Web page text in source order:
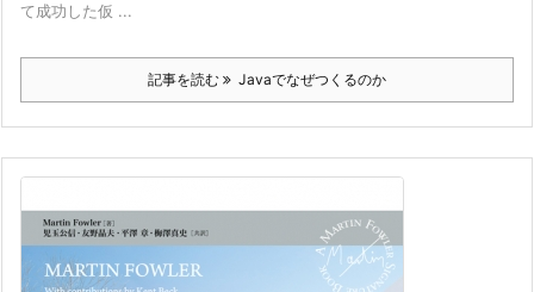
て成功した仮 ...
記事を読む Javaでなぜつくるのか